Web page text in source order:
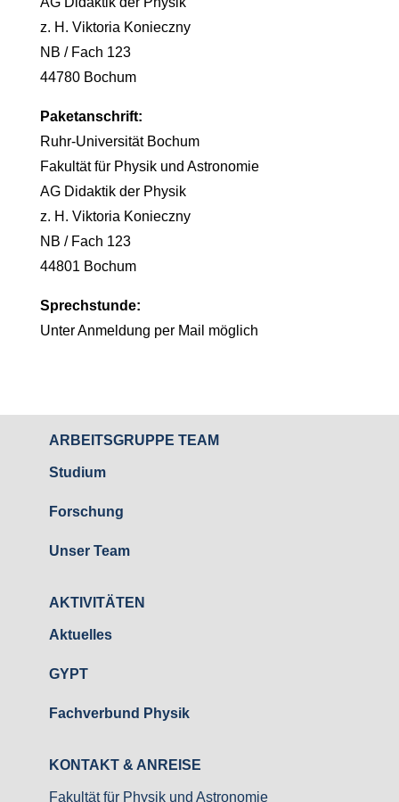
z. H. Viktoria Konieczny
NB / Fach 123
44780 Bochum
Paketanschrift:
Ruhr-Universität Bochum
Fakultät für Physik und Astronomie
AG Didaktik der Physik
z. H. Viktoria Konieczny
NB / Fach 123
44801 Bochum
Sprechstunde:
Unter Anmeldung per Mail möglich
ARBEITSGRUPPE TEAM
Studium
Forschung
Unser Team
AKTIVITÄTEN
Aktuelles
GYPT
Fachverbund Physik
KONTAKT & ANREISE
Fakultät für Physik und Astronomie